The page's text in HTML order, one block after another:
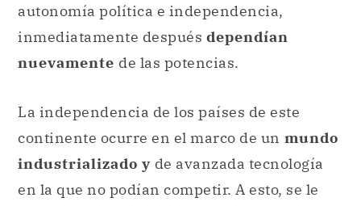
autonomía política e independencia,
inmediatamente después dependían
nuevamente de las potencias.
La independencia de los países de este
continente ocurre en el marco de un mundo
industrializado y de avanzada tecnología
en la que no podían competir. A esto, se le